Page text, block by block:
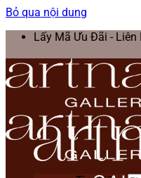
Bỏ qua nội dung
Lấy Mã Ưu Đãi - Liên